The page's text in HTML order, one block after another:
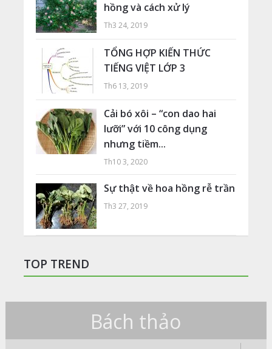
hồng và cách xử lý
Th3 24, 2019
TỔNG HỢP KIẾN THỨC
TIẾNG VIỆT LỚP 3
Th6 13, 2019
Cải bó xôi – “con dao hai
lưỡi” với 10 công dụng
nhưng tiềm...
Th10 3, 2020
Sự thật về hoa hồng rễ trần
Th3 27, 2019
TOP TREND
Bách thảo